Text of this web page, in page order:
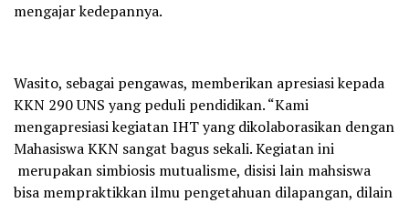
mengajar kedepannya.
Wasito, sebagai pengawas, memberikan apresiasi kepada
KKN 290 UNS yang peduli pendidikan. “Kami
mengapresiasi kegiatan IHT yang dikolaborasikan dengan
Mahasiswa KKN sangat bagus sekali. Kegiatan ini
merupakan simbiosis mutualisme, disisi lain mahsiswa
bisa mempraktikkan ilmu pengetahuan dilapangan, dilain